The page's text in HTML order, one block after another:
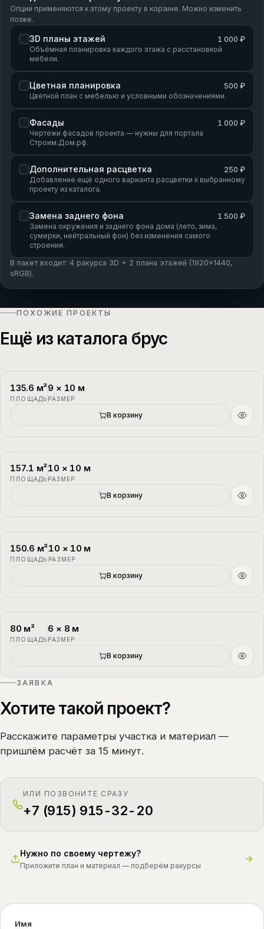
Опции применяются к этому проекту в корзине. Можно изменить
позже.
3D планы этажей 1 000 ₽
Объёмная планировка каждого этажа с расстановкой
мебели.
Цветная планировка 500 ₽
Цветной план с мебелью и условными обозначениями.
Фасады 1 000 ₽
Чертежи фасадов проекта — нужны для портала
Строим.Дом.рф.
Дополнительная расцветка 250 ₽
Добавление ещё одного варианта расцветки к выбранному
проекту из каталога.
Замена заднего фона 1 500 ₽
Замена окружения и заднего фона дома (лето, зима,
сумерки, нейтральный фон) без изменения самого
строения.
В пакет входит: 4 ракурса 3D + 2 плана этажей (1920×1440,
sRGB).
ПОХОЖИЕ ПРОЕКТЫ
Ещё из каталога брус
П-1
135.6 м²
ПЛОЩАДЬ
9 × 10 м
РАЗМЕР
В корзину
П-2
157.1 м²
ПЛОЩАДЬ
10 × 10 м
РАЗМЕР
В корзину
П-3
150.6 м²
ПЛОЩАДЬ
10 × 10 м
РАЗМЕР
В корзину
П-4
80 м²
ПЛОЩАДЬ
6 × 8 м
РАЗМЕР
В корзину
ЗАЯВКА
Хотите такой проект?
Расскажите параметры участка и материал —
пришлём расчёт за 15 минут.
ИЛИ ПОЗВОНИТЕ СРАЗУ
+7 (915) 915-32-20
Нужно по своему чертежу?
Приложите план и материал — подберём ракурсы
Имя